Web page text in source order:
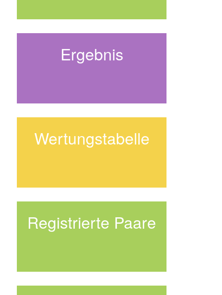
Ergebnis
Wertungstabelle
Registrierte Paare